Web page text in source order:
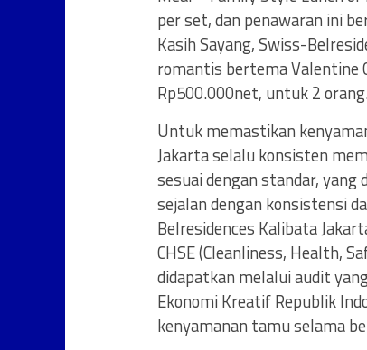
per set, dan penawaran ini
Kasih Sayang, Swiss-
romantis bertema Valentine
Rp500.000net, untuk 2
Untuk memastikan
Jakarta selalu konsisten
sesuai dengan standar,
sejalan dengan konsistensi
Belresidences Kalibata
CHSE (Cleanliness, Health,
didapatkan melalui audit
Ekonomi Kreatif Republik
kenyamanan tamu selama